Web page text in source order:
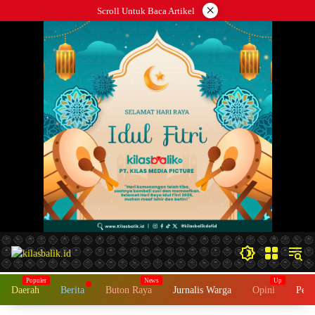
ke
Scroll Untuk Baca Artikel ×
Daerah Berita Buton Raya Jurnalis Warga Opini